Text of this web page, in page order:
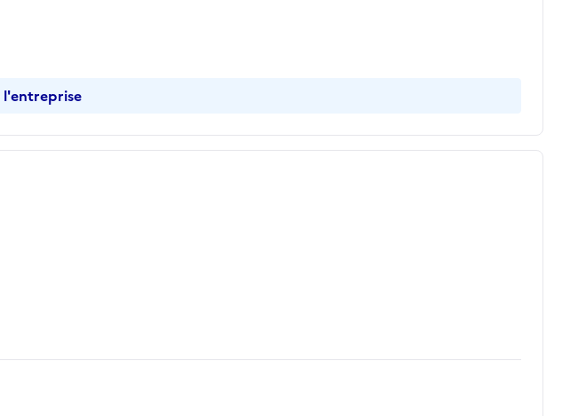
l'entreprise